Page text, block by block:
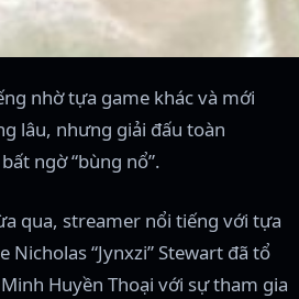
nhờ tựa game khác và mới
lâu, nhưng giải đấu toàn
ngờ “bùng nổ”.
qua, streamer nổi tiếng với tựa
Nicholas “Jynxzi” Stewart đã tổ
Huyền Thoại với sự tham gia